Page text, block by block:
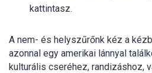
kattintasz.
A nem- és helyszűrőnk kéz a
azonnal egy amerikai lánnyal
kulturális cseréhez, randizáshoz,